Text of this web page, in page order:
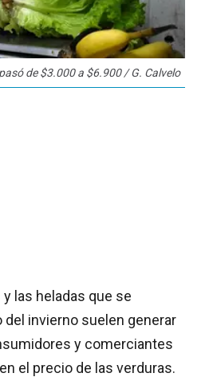
de $3.000 a $6.900 / G. Calvelo
las heladas que se
invierno suelen generar
y comerciantes
el precio de las verduras.